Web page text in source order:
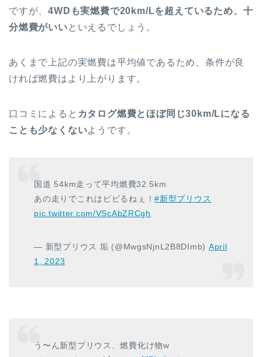
ですが、4WDも実燃費で20km/Lを超えているため、十
分燃費がいい といえるでしょう。
あくまで上記の実燃費は平均値であるため、条件が良
ければ燃費はより上がります。
口コミによると カタログ燃費とほぼ同じ30km/Lになる
ことも少なくないようです。
国道 54km走って平均燃費32.5km
あの走りでこれはビビるねぇ！#新型プリウス
pic.twitter.com/VScAbZRCgh
— 新型プリウス 垢 (@MwgsNjnL2B8DImb) April
1, 2023
う〜ん新型プリウス、燃費化け物w